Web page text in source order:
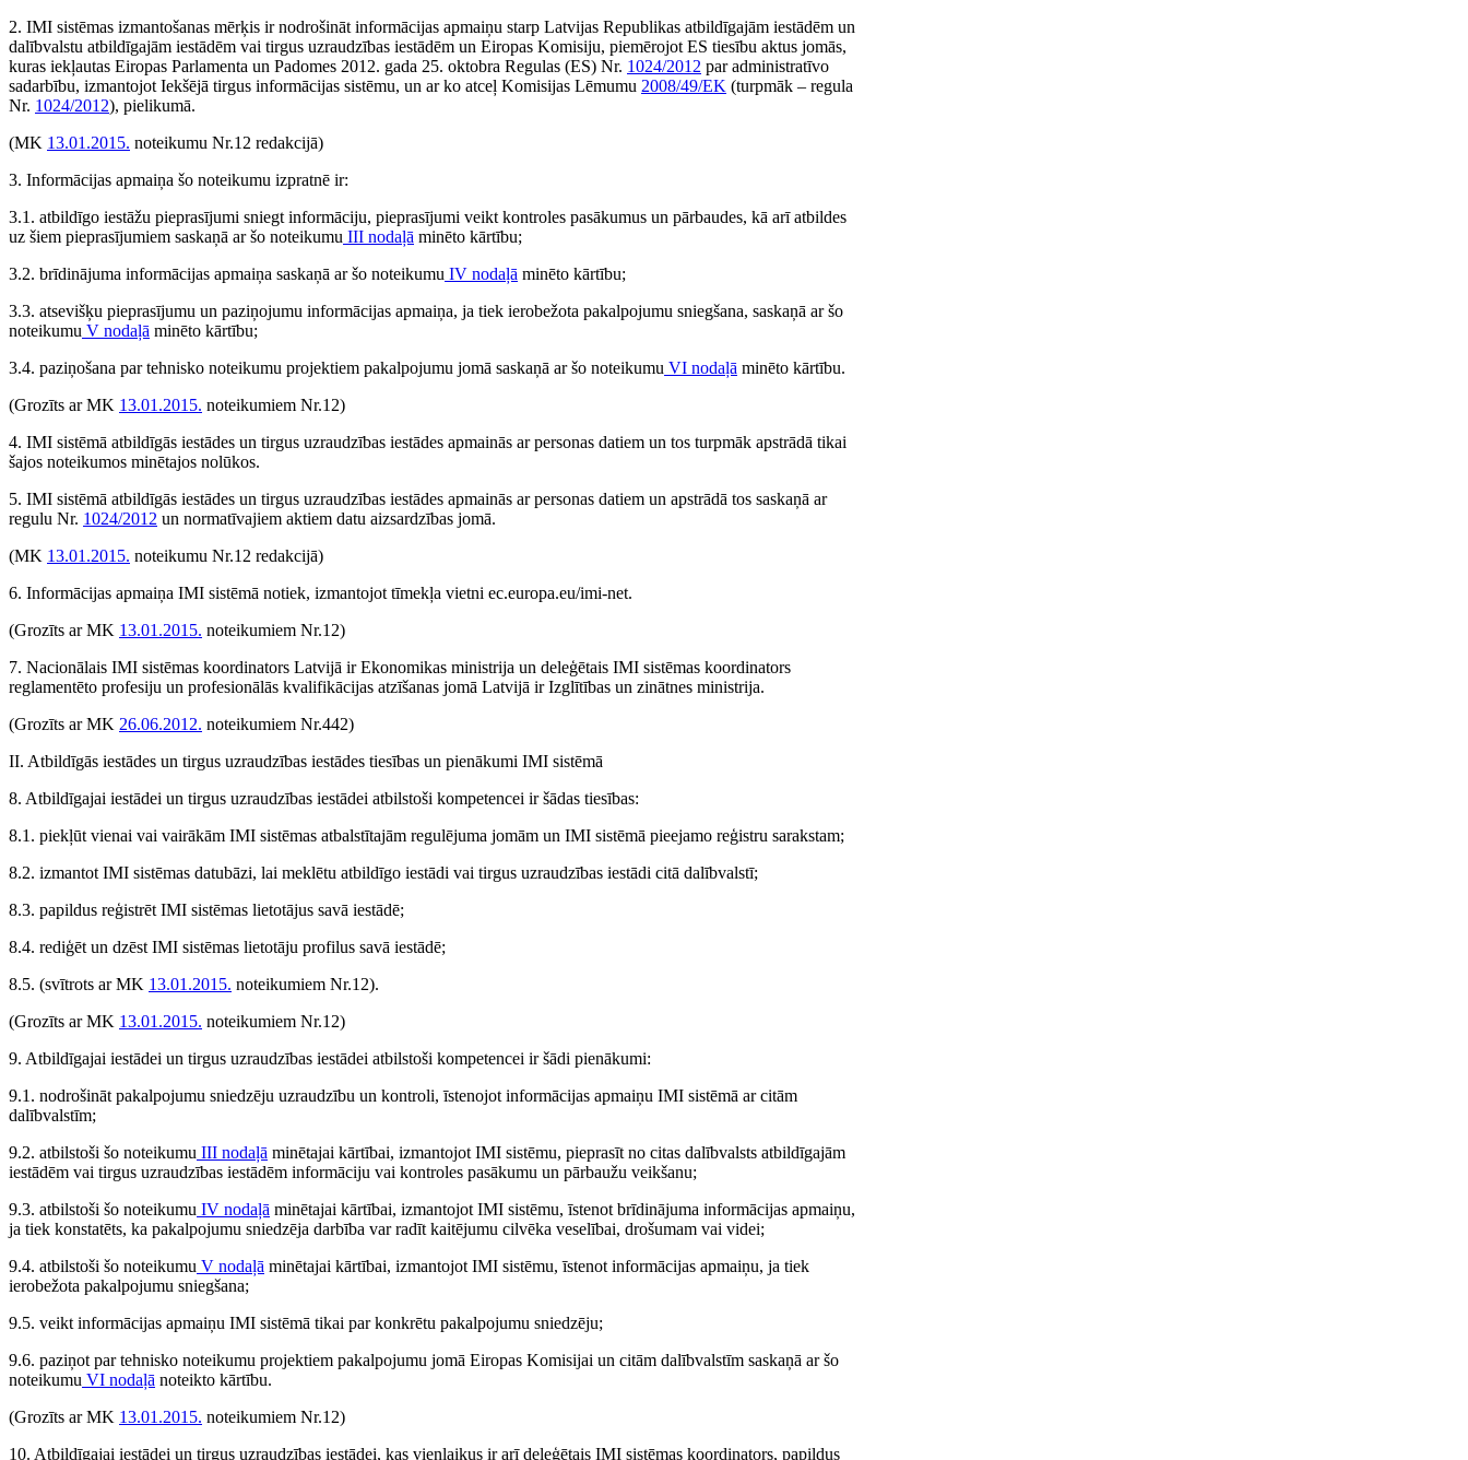
2. IMI sistēmas izmantošanas mērķis ir nodrošināt informācijas apmaiņu starp Latvijas Republikas atbildīgajām iestādēm un
dalībvalstu atbildīgajām iestādēm vai tirgus uzraudzības iestādēm un Eiropas Komisiju, piemērojot ES tiesību aktus jomās,
kuras iekļautas Eiropas Parlamenta un Padomes 2012. gada 25. oktobra Regulas (ES) Nr. 1024/2012 par administratīvo
sadarbību, izmantojot Iekšējā tirgus informācijas sistēmu, un ar ko atceļ Komisijas Lēmumu 2008/49/EK (turpmāk – regula
Nr. 1024/2012), pielikumā.
(MK 13.01.2015. noteikumu Nr.12 redakcijā)
3. Informācijas apmaiņa šo noteikumu izpratnē ir:
3.1. atbildīgo iestāžu pieprasījumi sniegt informāciju, pieprasījumi veikt kontroles pasākumus un pārbaudes, kā arī atbildes
uz šiem pieprasījumiem saskaņā ar šo noteikumu III nodaļā minēto kārtību;
3.2. brīdinājuma informācijas apmaiņa saskaņā ar šo noteikumu IV nodaļā minēto kārtību;
3.3. atsevišķu pieprasījumu un paziņojumu informācijas apmaiņa, ja tiek ierobežota pakalpojumu sniegšana, saskaņā ar šo
noteikumu V nodaļā minēto kārtību;
3.4. paziņošana par tehnisko noteikumu projektiem pakalpojumu jomā saskaņā ar šo noteikumu VI nodaļā minēto kārtību.
(Grozīts ar MK 13.01.2015. noteikumiem Nr.12)
4. IMI sistēmā atbildīgās iestādes un tirgus uzraudzības iestādes apmainās ar personas datiem un tos turpmāk apstrādā tikai
šajos noteikumos minētajos nolūkos.
5. IMI sistēmā atbildīgās iestādes un tirgus uzraudzības iestādes apmainās ar personas datiem un apstrādā tos saskaņā ar
regulu Nr. 1024/2012 un normatīvajiem aktiem datu aizsardzības jomā.
(MK 13.01.2015. noteikumu Nr.12 redakcijā)
6. Informācijas apmaiņa IMI sistēmā notiek, izmantojot tīmekļa vietni ec.europa.eu/imi-net.
(Grozīts ar MK 13.01.2015. noteikumiem Nr.12)
7. Nacionālais IMI sistēmas koordinators Latvijā ir Ekonomikas ministrija un deleģētais IMI sistēmas koordinators
reglamentēto profesiju un profesionālās kvalifikācijas atzīšanas jomā Latvijā ir Izglītības un zinātnes ministrija.
(Grozīts ar MK 26.06.2012. noteikumiem Nr.442)
II. Atbildīgās iestādes un tirgus uzraudzības iestādes tiesības un pienākumi IMI sistēmā
8. Atbildīgajai iestādei un tirgus uzraudzības iestādei atbilstoši kompetencei ir šādas tiesības:
8.1. piekļūt vienai vai vairākām IMI sistēmas atbalstītajām regulējuma jomām un IMI sistēmā pieejamo reģistru sarakstam;
8.2. izmantot IMI sistēmas datubāzi, lai meklētu atbildīgo iestādi vai tirgus uzraudzības iestādi citā dalībvalstī;
8.3. papildus reģistrēt IMI sistēmas lietotājus savā iestādē;
8.4. rediģēt un dzēst IMI sistēmas lietotāju profilus savā iestādē;
8.5. (svītrots ar MK 13.01.2015. noteikumiem Nr.12).
(Grozīts ar MK 13.01.2015. noteikumiem Nr.12)
9. Atbildīgajai iestādei un tirgus uzraudzības iestādei atbilstoši kompetencei ir šādi pienākumi:
9.1. nodrošināt pakalpojumu sniedzēju uzraudzību un kontroli, īstenojot informācijas apmaiņu IMI sistēmā ar citām
dalībvalstīm;
9.2. atbilstoši šo noteikumu III nodaļā minētajai kārtībai, izmantojot IMI sistēmu, pieprasīt no citas dalībvalsts atbildīgajām
iestādēm vai tirgus uzraudzības iestādēm informāciju vai kontroles pasākumu un pārbaužu veikšanu;
9.3. atbilstoši šo noteikumu IV nodaļā minētajai kārtībai, izmantojot IMI sistēmu, īstenot brīdinājuma informācijas apmaiņu,
ja tiek konstatēts, ka pakalpojumu sniedzēja darbība var radīt kaitējumu cilvēka veselībai, drošumam vai videi;
9.4. atbilstoši šo noteikumu V nodaļā minētajai kārtībai, izmantojot IMI sistēmu, īstenot informācijas apmaiņu, ja tiek
ierobežota pakalpojumu sniegšana;
9.5. veikt informācijas apmaiņu IMI sistēmā tikai par konkrētu pakalpojumu sniedzēju;
9.6. paziņot par tehnisko noteikumu projektiem pakalpojumu jomā Eiropas Komisijai un citām dalībvalstīm saskaņā ar šo
noteikumu VI nodaļā noteikto kārtību.
(Grozīts ar MK 13.01.2015. noteikumiem Nr.12)
10. Atbildīgajai iestādei un tirgus uzraudzības iestādei, kas vienlaikus ir arī deleģētais IMI sistēmas koordinators, papildus